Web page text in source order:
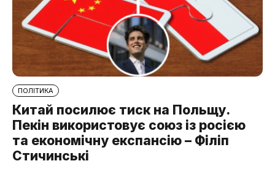
ПОЛІТИКА
Китай посилює тиск на Польщу.
Пекін використовує союз із росією
та економічну експансію – Філіп
Стичинські